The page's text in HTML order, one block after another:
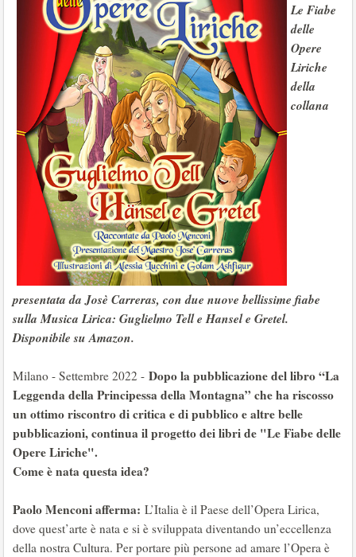
Le Fiabe
delle
Opere
Liriche
della
collana
presentata da Josè Carreras, con due nuove bellissime fiabe
sulla Musica Lirica: Guglielmo Tell e Hansel e Gretel.
Disponibile su Amazon.
Milano - Settembre 2022 - Dopo la pubblicazione del libro “La
Leggenda della Principessa della Montagna” che ha riscosso
un ottimo riscontro di critica e di pubblico e altre belle
pubblicazioni, continua il progetto dei libri de "Le Fiabe delle
Opere Liriche".
Come è nata questa idea?
Paolo Menconi afferma: L’Italia è il Paese dell’Opera Lirica,
dove quest’arte è nata e si è sviluppata diventando un’eccellenza
della nostra Cultura. Per portare più persone ad amare l’Opera è